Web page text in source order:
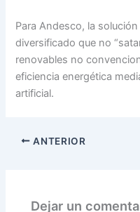
Para Andesco, la
diversificado que no
renovables no
eficiencia energética
artificial.
ANTERIOR
Dejar un